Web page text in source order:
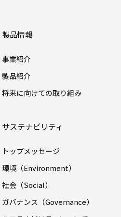
製品情報
事業紹介
製品紹介
将来に向けての取り組み
サステナビリティ
トップメッセージ
環境（Environment）
社会（Social）
ガバナンス（Governance）